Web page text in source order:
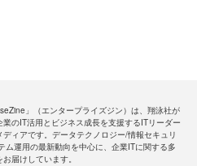
」（エンタープライズジン）は、翔泳社が
業のIT活用とビジネス成長を支援するITリーダー
ディアです。データテクノロジー/情報セキュリ
ム運用の最新動向を中心に、企業ITに関する多
届けしています。